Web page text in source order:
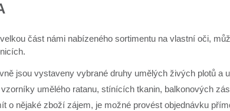
část námi nabízeného sortimentu na vlastní oči,
jsou vystaveny vybrané druhy umělých živých plotů a
umělého ratanu, stínících tkanin, balkonových
o nějaké zboží zájem, je možné provést objednávku